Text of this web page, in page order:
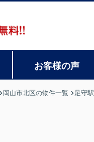
お客様の声
岡山市北区の物件一覧 足守駅